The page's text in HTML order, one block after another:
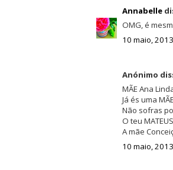
Annabelle
OMG, é
10 maio,
Anónimo
MÃE Ana
Já és uma
Não sofras
O teu
A mãe
10 maio,